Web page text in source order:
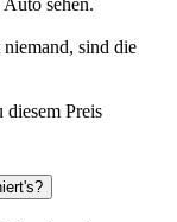
sehen.
sind die
diesem Preis